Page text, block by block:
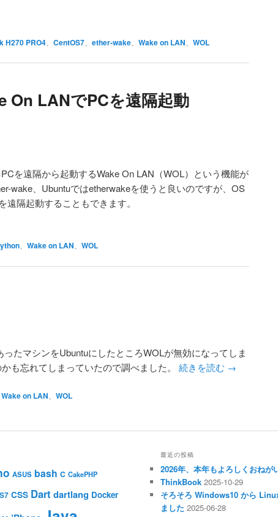
H270 PRO4 CentOS7 ether-wake Wake on LAN WOL
On LANでPCを遠隔起動
を遠隔から起動するWake On LAN（WOL）という機能が
wake、Ubuntuではetherwakeを使うと良いのですが、OS
遠隔起動することもできます。
Wake on LAN WOL
たマシンをUbuntuにしたところWOLが無効になってしま
も忘れてしまっていたので調べました。 続きを読む →
Wake on LAN WOL
ASUS bash C CakePHP
CSS Dart dartlang Docker
最近の投稿
2026年、本年もよろしくおねが
ThinkBook 2025-10-29
そろそろ Windows10 から
ました 2025-06-28